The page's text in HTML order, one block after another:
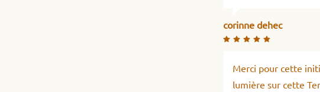
corinne dehec
Merci pour cette
lumière sur cette